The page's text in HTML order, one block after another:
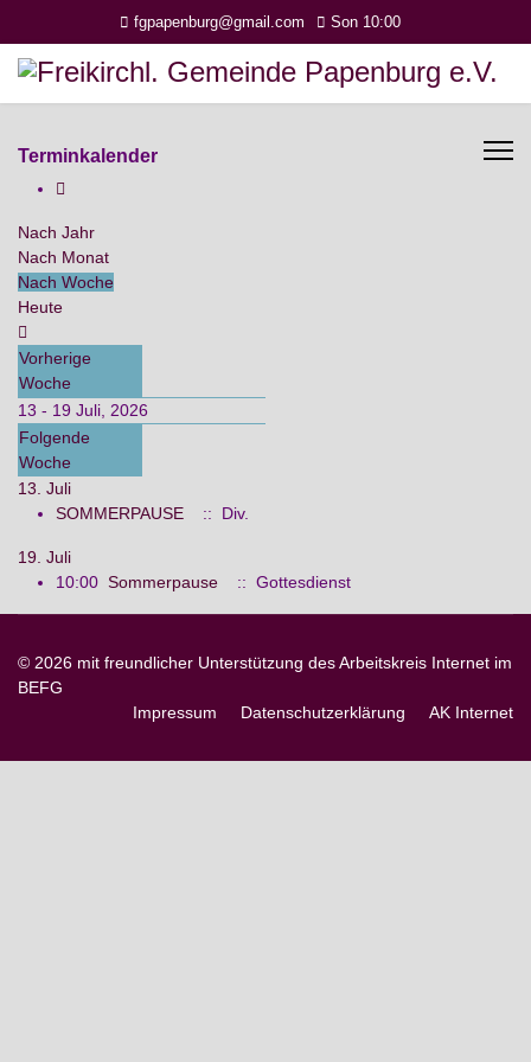
fgpapenburg@gmail.com Son 10:00
Terminkalender
Nach Jahr
Nach Monat
Nach Woche
Heute
Vorherige
Woche
13 - 19 Juli, 2026
Folgende
Woche
13. Juli
SOMMERPAUSE
:: Div.
19. Juli
10:00 Sommerpause :: Gottesdienst
© 2026 mit freundlicher Unterstützung des Arbeitskreis Internet im
BEFG
Impressum
Datenschutzerklärung AK Internet